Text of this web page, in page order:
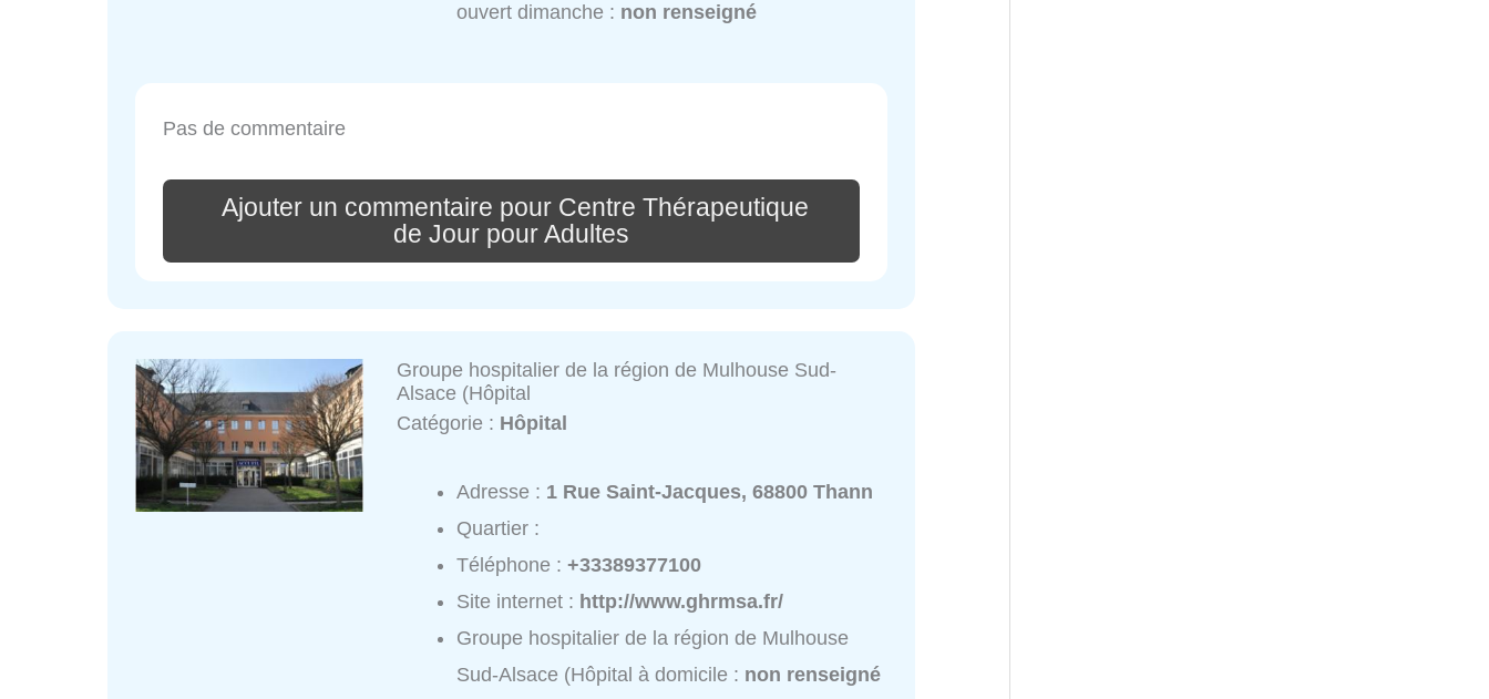
ouvert dimanche : non renseigné
Pas de commentaire
Ajouter un commentaire pour Centre Thérapeutique
de Jour pour Adultes
Groupe hospitalier de la région de Mulhouse Sud-
Alsace (Hôpital
Catégorie : Hôpital
Adresse : 1 Rue Saint-Jacques, 68800 Thann
Quartier :
Téléphone :+33389377100
Site internet : http://www.ghrmsa.fr/
Groupe hospitalier de la région de Mulhouse
Sud-Alsace (Hôpital à domicile : non renseigné